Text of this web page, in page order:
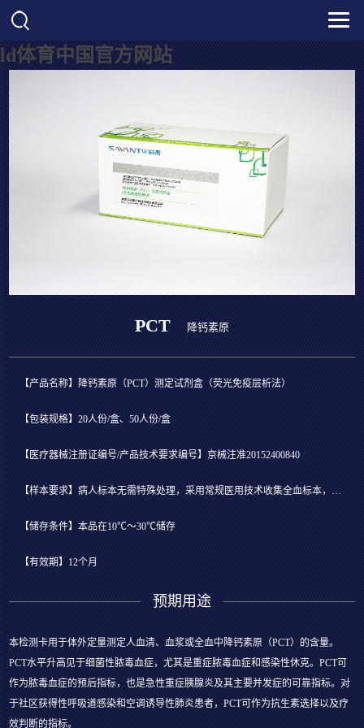
ld体育中国官方网站
PCT 降钙素原
【产品名称】降钙素原（PCT）测定试剂盒（荧光免疫层析法）
【包装规格】20人份/盒、50人份/盒
【医疗器械注册证编号/产品技术要求编号】京械注准20152400840
【储存条件】本品在10℃～30℃储存
【有效期】12个月
预期用途
本检测卡用于体外定量测定人血清、血浆或全血中降钙素原（PCT）的含量。
PCT水平升高见于细菌性脓毒血症，尤其是重症脓毒血症和感染性休克。PCT可
作为脓毒血症的预后指标，也是急性重症胰腺炎及其主要并发症的可靠指标。对
于社区获得性呼吸道感染和空调诱导性肺炎患者，PCT可作为抗生素选择以及疗
效判断的指标。